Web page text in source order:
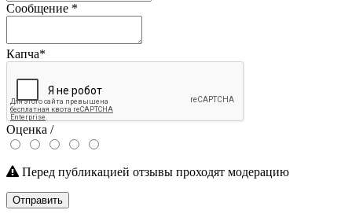
Сообщение *
Капча*
Оценка /
Перед публикацией отзывы проходят модерацию
Отправить